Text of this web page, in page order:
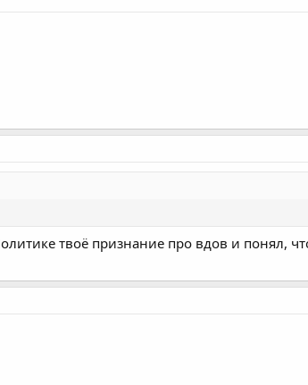
твоё признание про вдов и понял,